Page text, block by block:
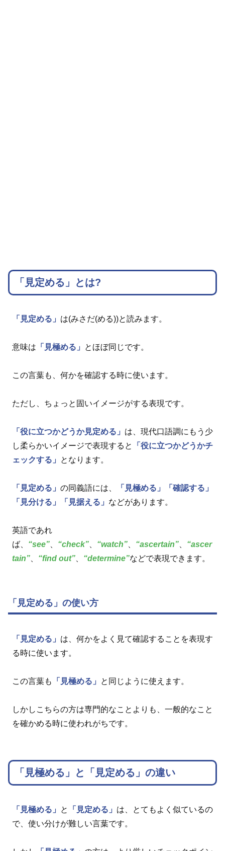
「見定める」とは?
「見定める」 は(みさだ(める))と読みます。
意味は 「見極める」 とほぼ同じです。
この言葉も、何かを確認する時に使います。
ただし、ちょっと固いイメージがする表現です。
「役に立つかどうか見定める」 は、現代口語調にもう少
し柔らかいイメージで表現すると
「役に立つかどうかチ
ェックする」
となります。
「見定める」 の同義語には、 「見極める」
「確認する」
「見分ける」
「見据える」 などがあります。
英語であれ
ば、 “see” “check” “watch” “ascertain”
“ascer
tain”
“find out” “determine”などで表現できます。
「見定める」の使い方
「見定める」 は、何かをよく見て確認することを表現す
る時に使います。
この言葉も 「見極める」 と同じように使えます。
しかしこちらの方は専門的なことよりも、一般的なこと
を確かめる時に使われがちです。
「見極める」と「見定める」の違い
「見極める」 と 「見定める」 は、とてもよく似ているの
で、使い分けが難しい言葉です。